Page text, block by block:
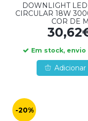
DOWNLIGHT
CIRCULAR 18W
COR DE
Em stock,
Adicionar
-20%